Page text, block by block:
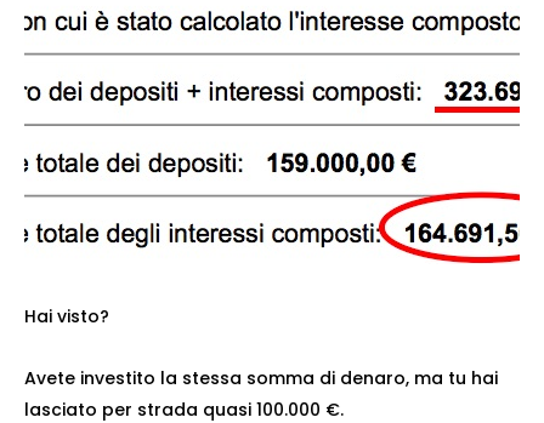
Hai visto?
Avete investito la stessa somma di denaro, ma tu hai
lasciato per strada quasi 100.000 €.